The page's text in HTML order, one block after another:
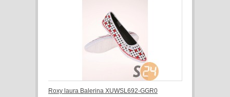
Roxy laura Balerina XUWSL692-GGR0